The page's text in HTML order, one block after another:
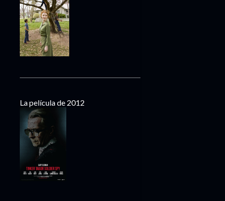
La película de 2012